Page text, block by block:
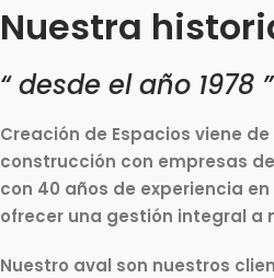
Nuestra
“ desde el año 1978 ”
Creación de Espacios viene
construcción con empresas
con 40 años de experiencia
ofrecer una gestión integral a
Nuestro aval son nuestros